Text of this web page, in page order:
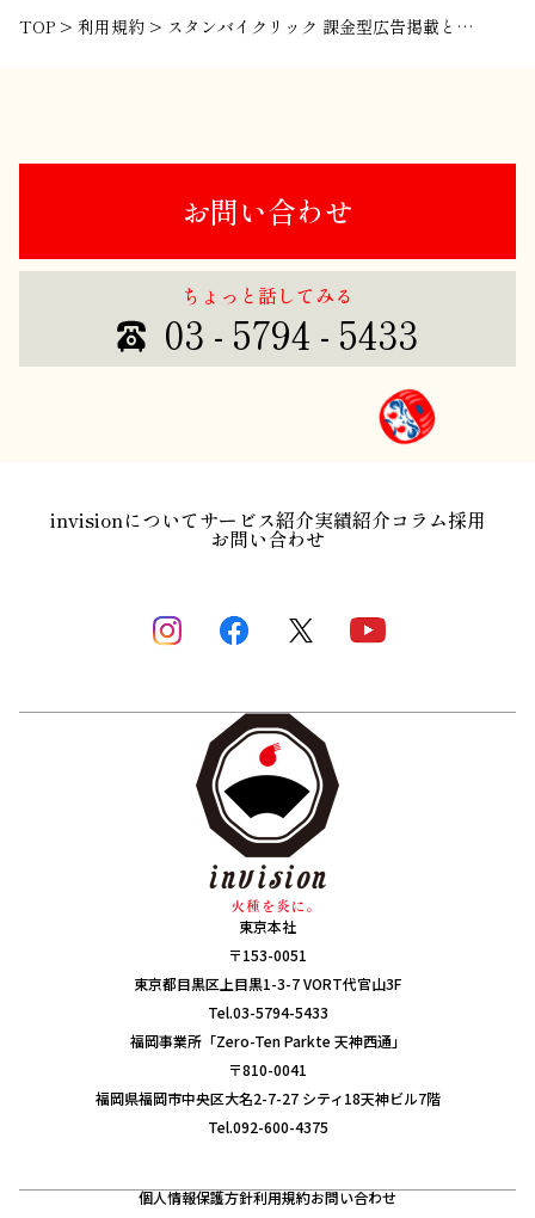
TOP > 利用規約 > スタンバイクリック 課金型広告掲載と その運用に関する利用規約
お問い合わせ
ちょっと話してみる
03 - 5794 - 5433
invisionについてサービス紹介実績紹介コラム採用
お問い合わせ
東京本社
〒153-0051
東京都目黒区上目黒1-3-7 VORT代官山3F
Tel.03-5794-5433
福岡事業所「Zero-Ten Parkte 天神西通」
〒810-0041
福岡県福岡市中央区大名2-7-27 シティ18天神ビル7階
Tel.092-600-4375
個人情報保護方針利用規約お問い合わせ